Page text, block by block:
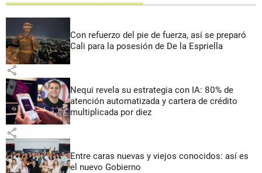
Con refuerzo del pie de fuerza, así se preparó
Cali para la posesión de De la Espriella
share
Nequi revela su estrategia con IA: 80% de
atención automatizada y cartera de crédito
multiplicada por diez
share
Entre caras nuevas y viejos conocidos: así es
el nuevo Gobierno